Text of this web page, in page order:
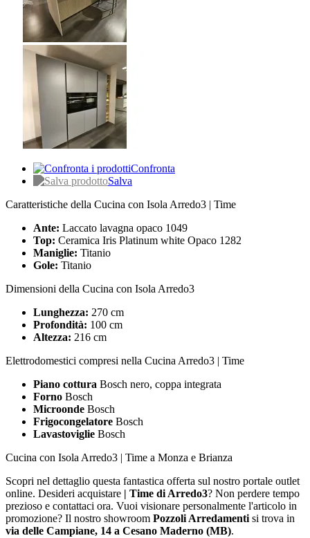
Confronta
Salva
Caratteristiche della Cucina con Isola Arredo3 | Time
Ante: Laccato lavagna opaco 1049
Top: Ceramica Iris Platinum white Opaco 1282
Maniglie: Titanio
Gole: Titanio
Dimensioni della Cucina con Isola Arredo3
Lunghezza: 270 cm
Profondità: 100 cm
Altezza: 216 cm
Elettrodomestici compresi nella Cucina Arredo3 | Time
Piano cottura Bosch nero, coppa integrata
Forno Bosch
Microonde Bosch
Frigocongelatore Bosch
Lavastoviglie Bosch
Cucina con Isola Arredo3 | Time a Monza e Brianza
Scopri nel dettaglio questa fantastica offerta sul nostro portale outlet
online. Desideri acquistare | Time di Arredo3? Non perdere tempo
prezioso e contattaci ora. Vuoi visionare personalmente l'articolo in
promozione? Il nostro showroom Pozzoli Arredamenti si trova in
via delle Campiane, 14 a Cesano Maderno (MB).